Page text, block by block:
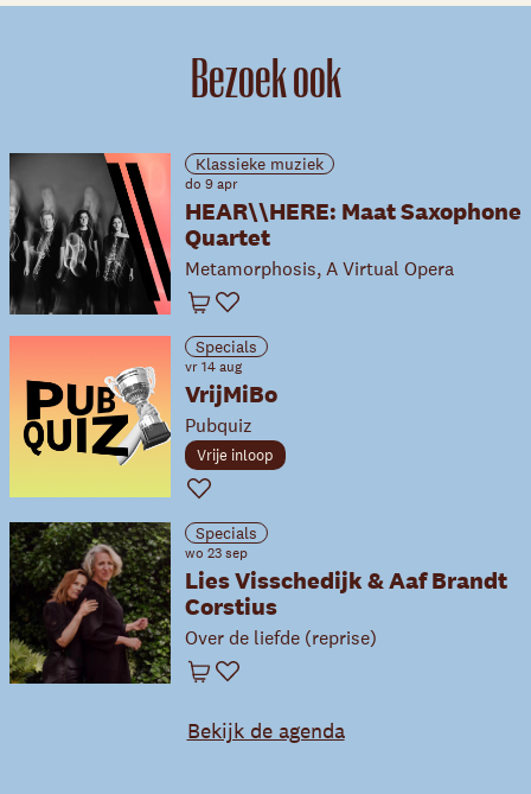
Bezoek ook
Klassieke muziek
do 9 apr
HEAR\\HERE: Maat Saxophone
Quartet
Metamorphosis, A Virtual Opera
Winkelwagen
Favoriet
Specials
vr 14 aug
VrijMiBo
Pubquiz
Vrije inloop
Favoriet
Specials
wo 23 sep
Lies Visschedijk & Aaf Brandt
Corstius
Over de liefde (reprise)
Winkelwagen
Favoriet
Bekijk de agenda